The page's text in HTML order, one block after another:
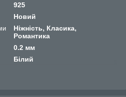
925
Новий
Ніжність, Класика,
Романтика
0.2 мм
Білий